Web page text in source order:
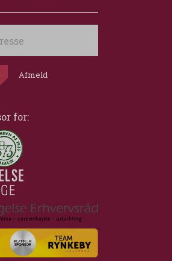
Afmeld
for: